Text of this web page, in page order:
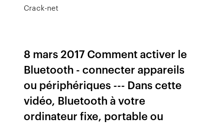
Crack-net
8 mars 2017 Comment activer le
Bluetooth - connecter appareils
ou périphériques --- Dans cette
vidéo, Bluetooth à votre
ordinateur fixe, portable ou